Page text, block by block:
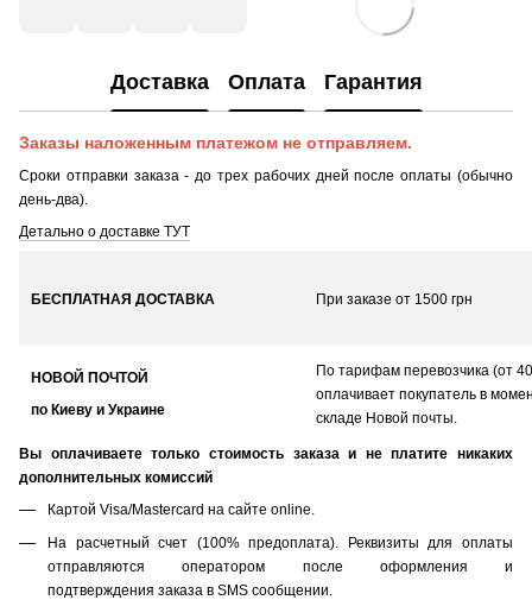
Доставка Оплата Гарантия
Заказы наложенным платежом не отправляем.
Сроки отправки заказа - до трех рабочих дней после оплаты (обычно
день-два).
Детально о доставке ТУТ
БЕСПЛАТНАЯ ДОСТАВКА При заказе от 1500 грн
НОВОЙ ПОЧТОЙ
по Киеву и Украине
По тарифам перевозчика (от
оплачивает покупатель в
складе Новой почты.
Вы оплачиваете только стоимость заказа и не платите никаких
дополнительных комиссий
Картой Visa/Mastercard на сайте online.
На расчетный счет (100% предоплата).
Реквизиты для оплаты
отправляются оператором после оформления и
подтверждения заказа в SMS сообщении.